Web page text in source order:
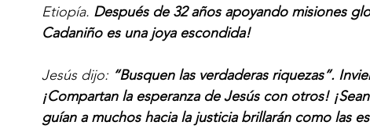
Etiopía. Después de 32 años apoyando misiones
Cadaniño es una joya escondida!
Jesús dijo: “Busquen las verdaderas riquezas”.
¡Compartan la esperanza de Jesús con otros!
guían a muchos hacia la justicia brillarán como las